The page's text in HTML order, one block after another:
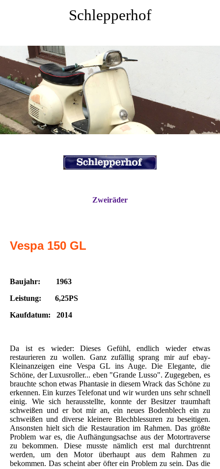
Schlepperhof
Zweiräder
Vespa 150 GL
Baujahr: 1963
Leistung: 6,25PS
Kaufdatum: 2014
Da ist es wieder: Dieses Gefühl, endlich wieder etwas
restaurieren zu wollen. Ganz zufällig sprang mir auf ebay-
Kleinanzeigen eine Vespa GL ins Auge. Die Elegante, die
Schöne, der Luxusroller... eben "Grande Lusso". Zugegeben, es
brauchte schon etwas Phantasie in diesem Wrack das Schöne zu
erkennen. Ein kurzes Telefonat und wir wurden uns sehr schnell
einig. Wie sich herausstellte, konnte der Besitzer traumhaft
schweißen und er bot mir an, ein neues Bodenblech ein zu
schweißen und diverse kleinere Blechblessuren zu beseitigen.
Ansonsten hielt sich die Restauration im Rahmen. Das größte
Problem war es, die Aufhängungsachse aus der Motortraverse
zu bekommen. Diese musste nämlich erst mal durchtrennt
werden, um den Motor überhaupt aus dem Rahmen zu
bekommen. Das scheint aber öfter ein Problem zu sein. Das die